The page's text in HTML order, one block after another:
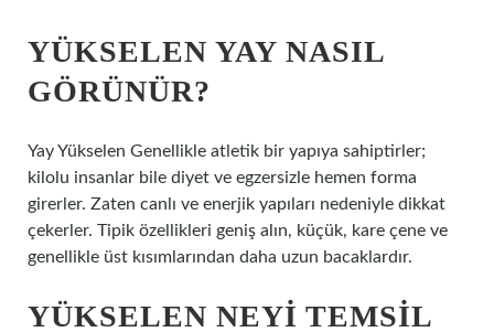
YÜKSELEN YAY NASIL
GÖRÜNÜR?
Yay Yükselen Genellikle atletik bir yapıya sahiptirler;
kilolu insanlar bile diyet ve egzersizle hemen forma
girerler. Zaten canlı ve enerjik yapıları nedeniyle dikkat
çekerler. Tipik özellikleri geniş alın, küçük, kare çene ve
genellikle üst kısımlarından daha uzun bacaklardır.
YÜKSELEN NEYI TEMSIL